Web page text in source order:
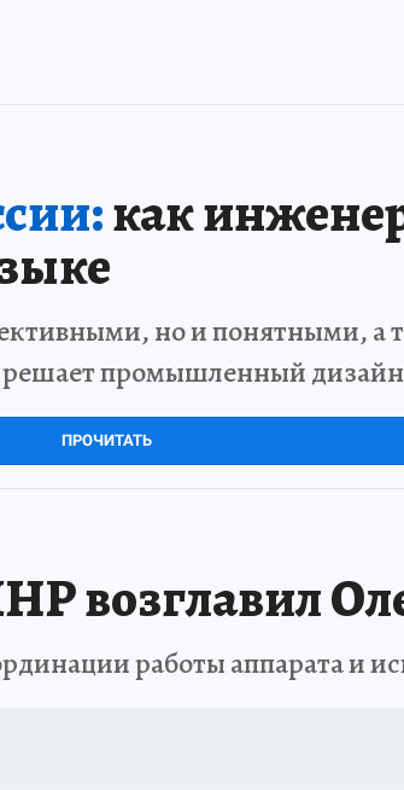
как
но и понятными, а
решает промышленный дизайн
ПРОЧИТАТЬ
возглавил
работы аппарата и